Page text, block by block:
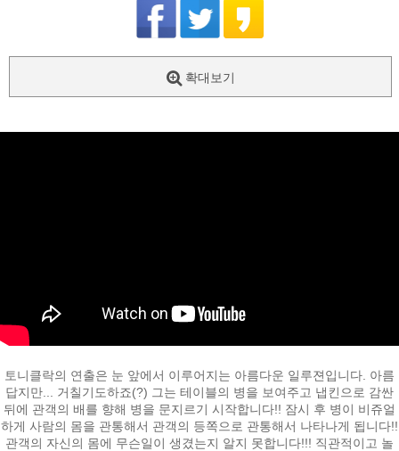
페이코 ID로
PAYCO 바로
확대보기
토니클락의 연출은 눈 앞에서 이루어지는 아름다운 일루젼입니다. 아름
답지만... 거칠기도하죠(?) 그는 테이블의 병을 보여주고 냅킨으로 감싼
뒤에 관객의 배를 향해 병을 문지르기 시작합니다!! 잠시 후 병이 비쥬얼
하게 사람의 몸을 관통해서 관객의 등쪽으로 관통해서 나타나게 됩니다!!
관객의 자신의 몸에 무슨일이 생겼는지 알지 못합니다!!! 직관적이고 놀